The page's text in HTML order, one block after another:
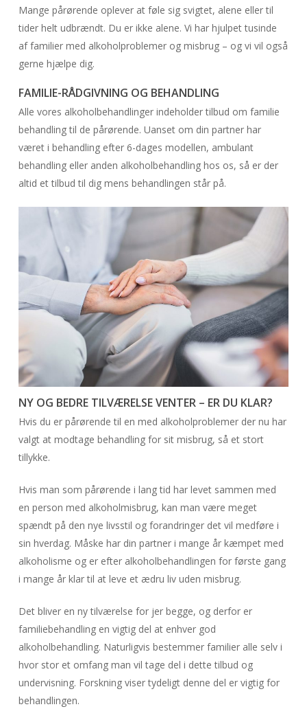
Mange pårørende oplever at føle sig svigtet, alene eller til
tider helt udbrændt. Du er ikke alene. Vi har hjulpet tusinde
af familier med alkoholproblemer og misbrug – og vi vil også
gerne hjælpe dig.
FAMILIE-RÅDGIVNING OG BEHANDLING
Alle vores alkoholbehandlinger indeholder tilbud om familie
behandling til de pårørende. Uanset om din partner har
været i behandling efter 6-dages modellen, ambulant
behandling eller anden alkoholbehandling hos os, så er der
altid et tilbud til dig mens behandlingen står på.
NY OG BEDRE TILVÆRELSE VENTER – ER DU KLAR?
Hvis du er pårørende til en med alkoholproblemer der nu har
valgt at modtage behandling for sit misbrug, så et stort
tillykke.
Hvis man som pårørende i lang tid har levet sammen med
en person med alkoholmisbrug, kan man være meget
spændt på den nye livsstil og forandringer det vil medføre i
sin hverdag. Måske har din partner i mange år kæmpet med
alkoholisme og er efter alkoholbehandlingen for første gang
i mange år klar til at leve et ædru liv uden misbrug.
Det bliver en ny tilværelse for jer begge, og derfor er
familiebehandling en vigtig del at enhver god
alkoholbehandling. Naturligvis bestemmer familier alle selv i
hvor stor et omfang man vil tage del i dette tilbud og
undervisning. Forskning viser tydeligt denne del er vigtig for
behandlingen.